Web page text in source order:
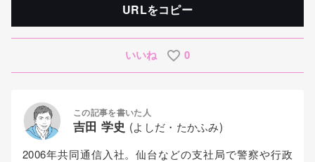
URLをコピー
いいね 0
この記事を書いた人
吉田 学史 (よしだ・たかふみ)
2006年共同通信入社。仙台などの支社局で警察や行政